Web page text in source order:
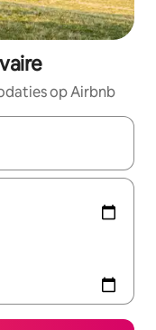
op Airbnb
maak je een keuze